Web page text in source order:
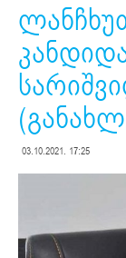
03.10.2021. 17:25